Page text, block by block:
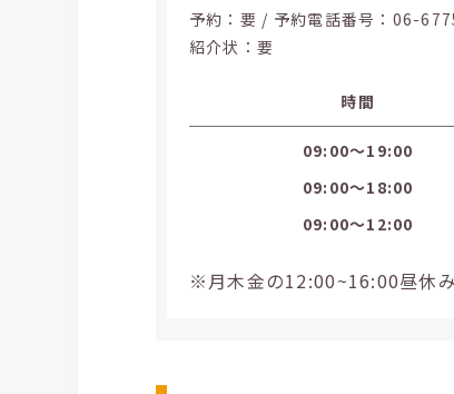
予約：要 / 予約電話番号： 06-
紹介状：要
時間
09:00〜19:00
09:00〜18:00
09:00〜12:00
※月木金の12:00~16:00昼休